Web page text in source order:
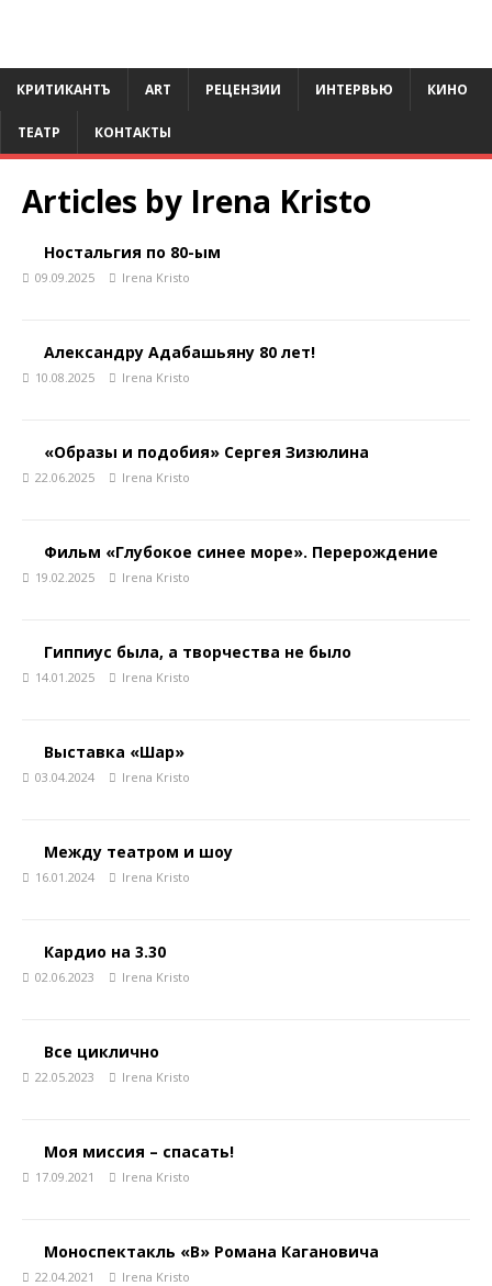
КРИТИКАНТЪ ART РЕЦЕНЗИИ ИНТЕРВЬЮ КИНО
ТЕАТР КОНТАКТЫ
Articles by Irena Kristo
Ностальгия по 80-ым
09.09.2025 Irena Kristo
Александру Адабашьяну 80 лет!
10.08.2025 Irena Kristo
«Образы и подобия» Сергея Зизюлина
22.06.2025 Irena Kristo
Фильм «Глубокое синее море». Перерождение
19.02.2025 Irena Kristo
Гиппиус была, а творчества не было
14.01.2025 Irena Kristo
Выставка «Шар»
03.04.2024 Irena Kristo
Между театром и шоу
16.01.2024 Irena Kristo
Кардио на 3.30
02.06.2023 Irena Kristo
Все циклично
22.05.2023 Irena Kristo
Моя миссия – спасать!
17.09.2021 Irena Kristo
Моноспектакль «В» Романа Кагановича
22.04.2021 Irena Kristo